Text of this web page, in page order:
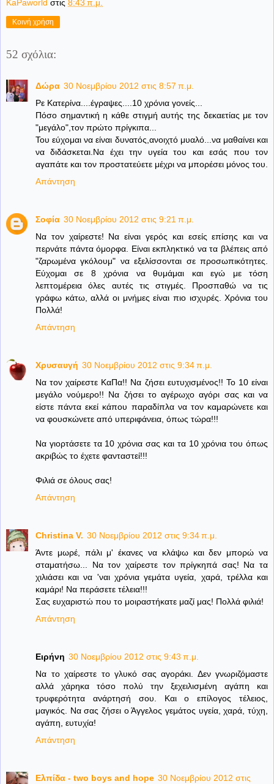
KaPaworld στις 8:43 π.μ.
Κοινή χρήση
52 σχόλια:
Δώρα 30 Νοεμβρίου 2012 στις 8:57 π.μ.
Ρε Κατερίνα....έγραψες....10 χρόνια γονείς...
Πόσο σημαντική η κάθε στιγμή αυτής της δεκαετίας με τον
"μεγάλο",τον πρώτο πρίγκιπα...
Του εύχομαι να είναι δυνατός,ανοιχτό μυαλό...να μαθαίνει και
να διδάσκεται.Να έχει την υγεία του και εσάς που τον
αγαπάτε και τον προστατεύετε μέχρι να μπορέσει μόνος του.
Απάντηση
Σοφία 30 Νοεμβρίου 2012 στις 9:21 π.μ.
Να τον χαίρεστε! Να είναι γερός και εσείς επίσης και να
περνάτε πάντα όμορφα. Είναι εκπληκτικό να τα βλέπεις από
"ζαρωμένα γκόλουμ" να εξελίσσονται σε προσωπικότητες.
Εύχομαι σε 8 χρόνια να θυμάμαι και εγώ με τόση
λεπτομέρεια όλες αυτές τις στιγμές. Προσπαθώ να τις
γράφω κάτω, αλλά οι μνήμες είναι πιο ισχυρές. Χρόνια του
Πολλά!
Απάντηση
Χρυσαυγή 30 Νοεμβρίου 2012 στις 9:34 π.μ.
Να τον χαίρεστε ΚαΠα!! Να ζήσει ευτυχισμένος!! Το 10 είναι
μεγάλο νούμερο!! Να ζήσει το αγέρωχο αγόρι σας και να
είστε πάντα εκεί κάπου παραδίπλα να τον καμαρώνετε και
να φουσκώνετε από υπεριφάνεια, όπως τώρα!!!
Να γιορτάσετε τα 10 χρόνια σας και τα 10 χρόνια του όπως
ακριβώς το έχετε φανταστεί!!!
Φιλιά σε όλους σας!
Απάντηση
Christina V. 30 Νοεμβρίου 2012 στις 9:34 π.μ.
Άντε μωρέ, πάλι μ' έκανες να κλάψω και δεν μπορώ να
σταματήσω... Να τον χαίρεστε τον πρίγκηπά σας! Να τα
χιλιάσει και να 'ναι χρόνια γεμάτα υγεία, χαρά, τρέλλα και
καμάρι! Να περάσετε τέλεια!!!
Σας ευχαριστώ που το μοιραστήκατε μαζί μας! Πολλά φιλιά!
Απάντηση
Ειρήνη 30 Νοεμβρίου 2012 στις 9:43 π.μ.
Να το χαίρεστε το γλυκό σας αγοράκι. Δεν γνωριζόμαστε
αλλά χάρηκα τόσο πολύ την ξεχειλισμένη αγάπη και
τρυφερότητα ανάρτησή σου. Και ο επίλογος τέλειος,
μαγικός. Να σας ζήσει ο Άγγελος γεμάτος υγεία, χαρά, τύχη,
αγάπη, ευτυχία!
Απάντηση
Ελπίδα - two boys and hope 30 Νοεμβρίου 2012 στις